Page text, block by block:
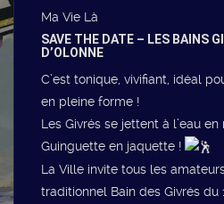
Ma Vie Là
SAVE THE DATE – LES BAINS
D’OLONNE
C’est tonique, vivifiant, idéal
en pleine forme !
Les Givrés se jettent à l’eau
Guinguette en jaquette !
La Ville invite tous les
traditionnel Bain des Givrés du